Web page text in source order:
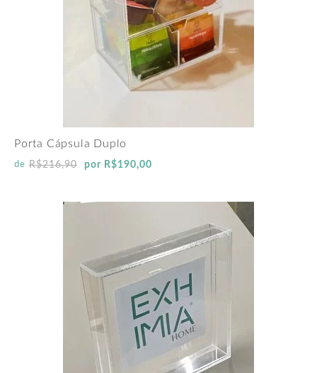
Porta Cápsula Duplo
de R$216,90 por R$190,00